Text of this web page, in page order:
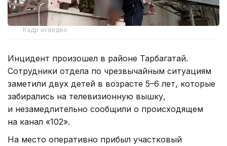
Кадр из видео
Инцидент произошел в районе Тарбагатай.
Сотрудники отдела по чрезвычайным ситуациям
заметили двух детей в возрасте 5–6 лет, которые
забирались на телевизионную вышку,
и незамедлительно сообщили о происходящем
на канал «102».
На место оперативно прибыл участковый